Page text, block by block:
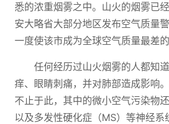
悉的浓重烟雾之中。山火的烟雾已
安大略省大部分地区发布空气质量
一度使该市成为全球空气质量最差的
任何经历过山火烟雾的人都知
痒、眼睛刺痛，并对肺部造成影响
不止于此，其中的微小空气污染物
以及多发性硬化症（MS）等神经系